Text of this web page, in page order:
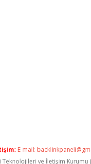
E-mail:
Teknolojileri ve İletişim